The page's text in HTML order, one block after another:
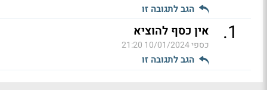
הגב לתגובה זו
1
. אין כסף להוציא
כספי10/01/2024 21:20
הגב לתגובה זו